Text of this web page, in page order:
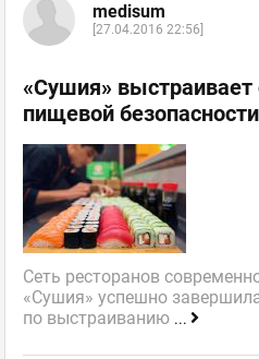
medisum
[27.04.2016 22:56]
«Сушия» выстраивает
пищевой безопасности
Сеть ресторанов
«Сушия» успешно
по выстраиванию ...